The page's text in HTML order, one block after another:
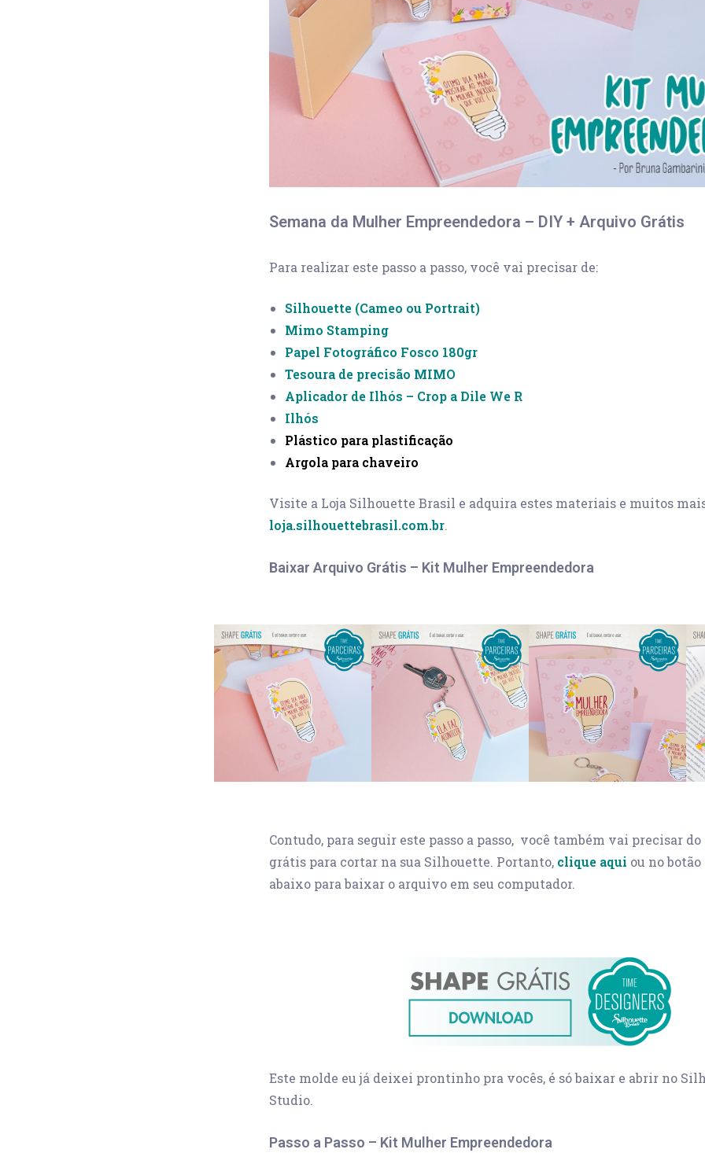
Semana da Mulher Empreendedora – DIY + Arquivo Grátis
Para realizar este passo a passo, você vai precisar de:
Silhouette (Cameo ou Portrait)
Mimo Stamping
Papel Fotográfico Fosco 180gr
Tesoura de precisão MIMO
Aplicador de Ilhós – Crop a Dile We R
Ilhós
Plástico para plastificação
Argola para chaveiro
Visite a Loja Silhouette Brasil e adquira estes materiais e muitos
loja.silhouettebrasil.com.br.
Baixar Arquivo Grátis – Kit Mulher Empreendedora
Contudo, para seguir este passo a passo, você também vai precisar
grátis para cortar na sua Silhouette. Portanto, clique aqui ou no
abaixo para baixar o arquivo em seu computador.
Este molde eu já deixei prontinho pra vocês, é só baixar e abrir no
Studio.
Passo a Passo – Kit Mulher Empreendedora